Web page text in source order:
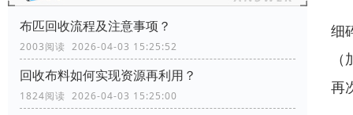
布匹回收流程及注意事项？
2003阅读 2026-04-03 15:25:52
回收布料如何实现资源再利用？
1824阅读 2026-04-03 15:25:00
细
再